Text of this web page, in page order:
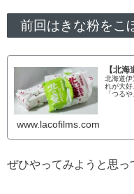
前回はきな粉をこ
【北
北海道
れが大
「つる
とって
www.lacofilms.com
ぜひやってみようと思っ